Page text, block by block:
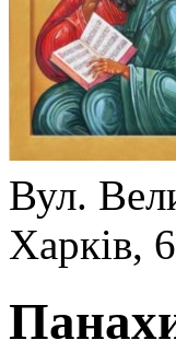
Вул.
Харків,